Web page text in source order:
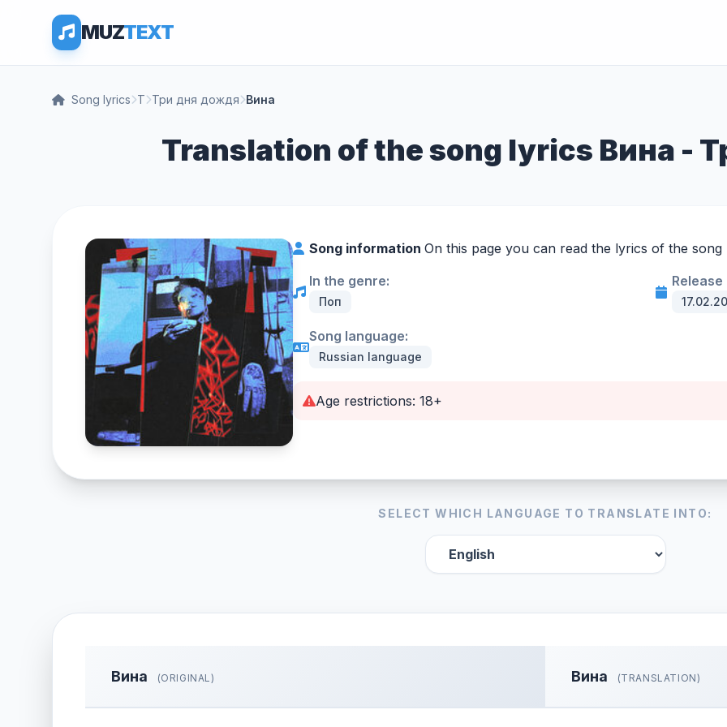
MUZTEXT
Song lyrics Т Три дня дождя Вина
Translation of the song lyrics Вина -
Song information On this page you can read the lyrics of the
In the genre:
Поп
Song language:
Russian language
Age restrictions: 18+
SELECT WHICH LANGUAGE TO TRANSLATE INTO:
Вина (ORIGINAL) Вина (TRANSLATION)